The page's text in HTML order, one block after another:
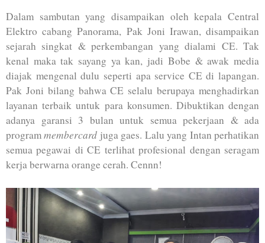
Dalam sambutan yang disampaikan oleh kepala Central
Elektro cabang Panorama, Pak Joni Irawan, disampaikan
sejarah singkat & perkembangan yang dialami CE. Tak
kenal maka tak sayang ya kan, jadi Bobe & awak media
diajak mengenal dulu seperti apa service CE di lapangan.
Pak Joni bilang bahwa CE selalu berupaya menghadirkan
layanan terbaik untuk para konsumen. Dibuktikan dengan
adanya garansi 3 bulan untuk semua pekerjaan & ada
programmembercard juga gaes. Lalu yang Intan perhatikan
semua pegawai di CE terlihat profesional dengan seragam
kerja berwarna orange cerah. Cennn!